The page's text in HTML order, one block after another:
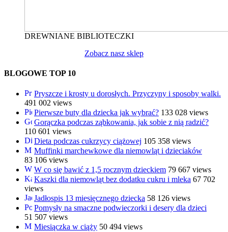
DREWNIANE BIBLIOTECZKI
Zobacz nasz sklep
BLOGOWE TOP 10
Pryszcze i krosty u dorosłych. Przyczyny i sposoby walki.
491 002 views
Pierwsze buty dla dziecka jak wybrać? 133 028 views
Gorączka podczas ząbkowania, jak sobie z nią radzić?
110 601 views
Dieta podczas cukrzycy ciążowej 105 358 views
Muffinki marchewkowe dla niemowląt i dzieciaków
83 106 views
W co się bawić z 1,5 rocznym dzieckiem 79 667 views
Kaszki dla niemowląt bez dodatku cukru i mleka 67 702
views
Jadłospis 13 miesięcznego dziecka 58 126 views
Pomysły na smaczne podwieczorki i desery dla dzieci
51 507 views
Miesiączka w ciąży 50 494 views